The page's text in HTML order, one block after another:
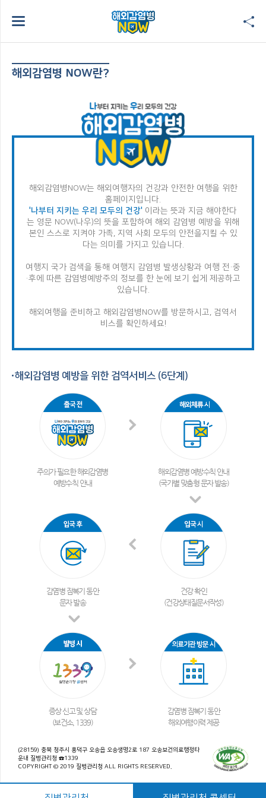
해외감염병 NOW란?
해외감염병NOW는 해외여행자의 건강과 안전한 여행을 위한
홈페이지입니다.
'나부터 지키는 우리 모두의 건강' 이라는 뜻과 지금 해야한다
는 영문 NOW(나우)의 뜻을 포함하여 해외 감염병 예방을 위해
본인 스스로 지켜야 가족, 지역 사회 모두의 안전을지킬 수 있
다는 의미를 가지고 있습니다.
여행지 국가 검색을 통해 여행지 감염병 발생상황과 여행 전·중
·후에 따른 감염병예방주의 정보를 한 눈에 보기 쉽게 제공하고
있습니다.
해외여행을 준비하고 해외감염병NOW를 방문하시고, 검역서
비스를 확인하세요!
해외감염병 예방을 위한 검역서비스 (6단계)
주의가 필요한 해외감염병
예방수칙 안내
해외감염병 예방수칙 안내
(국가별 맞춤형 문자 발송)
건강 확인
(건강상태질문서작성)
감염병 잠복기 동안
문자 발송
증상 신고 및 상담
(보건소, 1339)
감염병 잠복기 동안
해외여행이력 제공
(28159) 충북 청주시 흥덕구 오송읍 오송생명2로 187 오송보건의료행정타
운내 질병관리청 ☎1339
COPYRIGHT © 2019 질병관리청 ALL RIGHTS RESERVED.